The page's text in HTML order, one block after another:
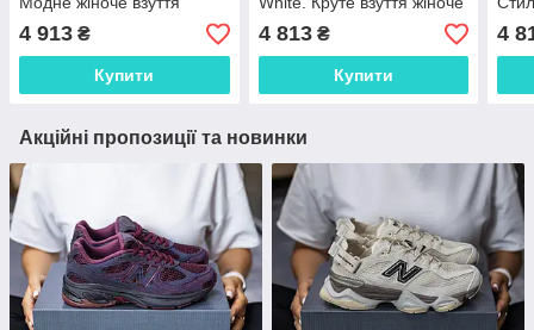
Баленсіага.
4 913 ₴
Купити
та чоловіче Баленсіага.
4 813₴
Купити
4
Акційні пропозиції та новинки